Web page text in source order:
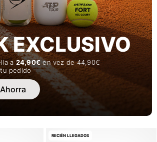
EXCLUSIVO
a24,90€ en vez de 44,90€
pedido
RECIÉN LLEGADOS